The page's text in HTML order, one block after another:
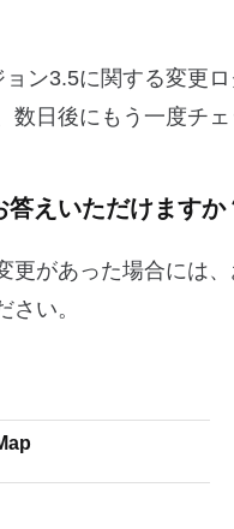
ン3.5に関する変更
数日後にもう一度チ
答えいただけますか
更があった場合には
さい。